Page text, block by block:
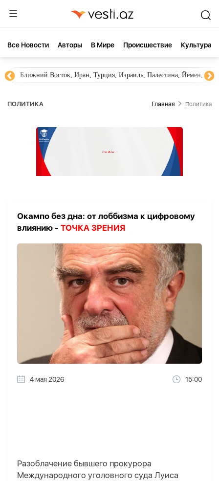
Все Новости Aвторы В Мире Происшествие Культура
Ближний Восток, Иран, Турция, Израиль, Палестина, Йемен,
ПОЛИТИКА Главная Политика
Окампо без дна: от лоббизма к цифровому
влиянию - ТОЧКА ЗРЕНИЯ
4 мая 2026 15:00
Разоблачение бывшего прокурора
Международного уголовного суда Луиса